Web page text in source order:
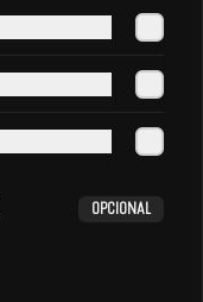
Opcional